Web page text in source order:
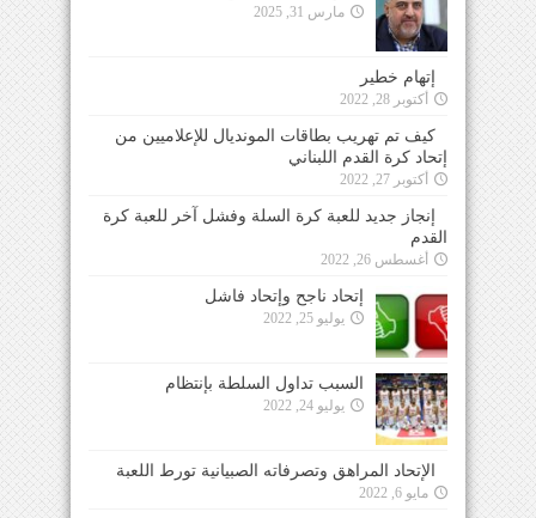
مارس 31, 2025
إتهام خطير
أكتوبر 28, 2022
كيف تم تهريب بطاقات المونديال للإعلاميين من
إتحاد كرة القدم اللبناني
أكتوبر 27, 2022
إنجاز جديد للعبة كرة السلة وفشل آخر للعبة كرة
القدم
أغسطس 26, 2022
إتحاد ناجح وإتحاد فاشل
يوليو 25, 2022
السبب تداول السلطة بإنتظام
يوليو 24, 2022
الإتحاد المراهق وتصرفاته الصبيانية تورط اللعبة
مايو 6, 2022